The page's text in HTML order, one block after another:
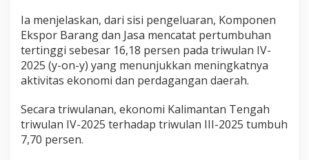
Ia menjelaskan, dari sisi pengeluaran, Komponen
Ekspor Barang dan Jasa mencatat pertumbuhan
tertinggi sebesar 16,18 persen pada triwulan IV-
2025 (y-on-y) yang menunjukkan meningkatnya
aktivitas ekonomi dan perdagangan daerah.
Secara triwulanan, ekonomi Kalimantan Tengah
triwulan IV-2025 terhadap triwulan III-2025 tumbuh
7,70 persen.